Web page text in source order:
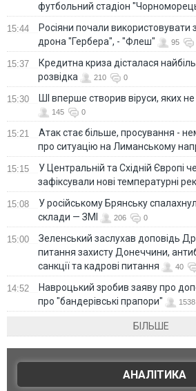
футбольний стадіон
15:44
Росіяни почали використовувати
дрона "Гербера", - "Флеш"
95
15:37
Кредитна криза дісталася
розвідка
210 0
15:30 ШІ вперше створив віруси, яких не
145 0
15:21
Атак стає більше, просування -
про ситуацію на Лиманському
15:15
У Центральній та Східній Європі
зафіксували нові температурні
15:08
У російському Брянську
склади — ЗМІ
206 0
15:00
Зеленський заслухав доповідь
питання захисту Донеччини,
санкції та кадрові питання
40
14:52
Навроцький зробив заяву про
про "бандерівські прапори"
1538
БІЛЬШЕ
АНАЛІТИКА